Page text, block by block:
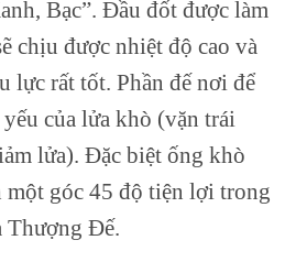
Bạc”. Đầu đốt được làm
chịu được nhiệt độ cao và
lực rất tốt. Phần đế nơi để
của lửa khò (vặn trái
lửa). Đặc biệt ống khò
một góc 45 độ tiện lợi trong
Thượng Đế.